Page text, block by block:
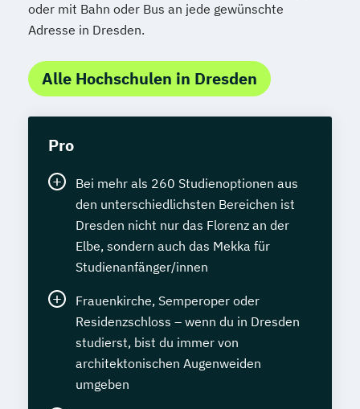
oder mit Bahn oder Bus an jede gewünschte
Adresse in Dresden.
Alle Hochschulen in Dresden
Pro
Bei mehr als 260 Studienoptionen aus
den unterschiedlichsten Bereichen ist
Dresden nicht nur das Florenz an der
Elbe, sondern auch das Mekka für
Studienanfänger/innen
Frauenkirche, Semperoper oder
Residenzschloss – wenn du in Dresden
studierst, bist du immer von
architektonischen Augenweiden
umgeben